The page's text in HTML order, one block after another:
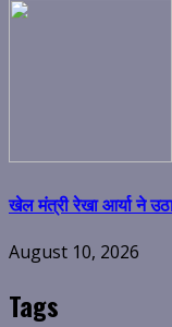
खेल मंत्री रेखा आर्या ने
August 10, 2026
Tags